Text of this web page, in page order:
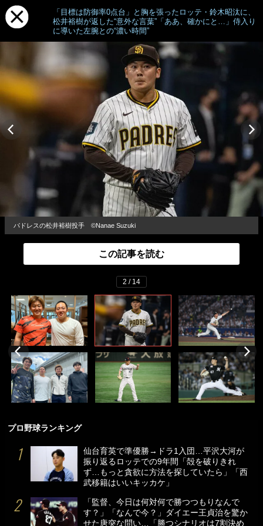
「目標は防御率0点台」と胸を張ったロッテ・鈴木昭汰に、
松井裕樹が返した“意外な言葉”「ああ、確かにと…」侍入り
に導いた左腕との“濃い時間”
パドレスの松井裕樹投手 ©︎Nanae Suzuki
この記事を読む
2 / 14
プロ野球ランキング
仙台育英で準優勝→ドラ1入団…平沢大河が
振り返るロッテでの9年間「殻を破りきれ
ず…もっと貪欲に方法を探していたら」「西
武移籍はいいキッカケ」
「監督、今日は何対何で勝つつもりなんで
す？」「なんで今？」ダイエー王貞治を驚か
せた唐突な問い…「勝つシナリオは7割決め